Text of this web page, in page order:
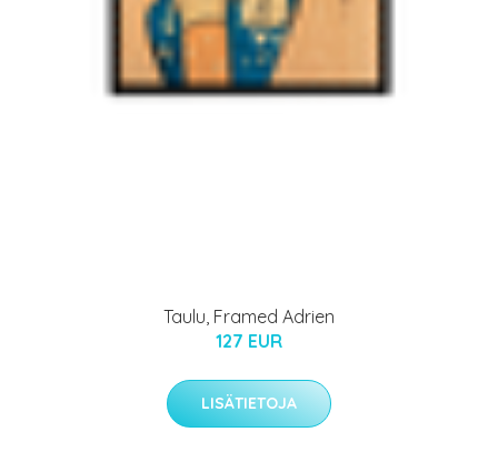
Taulu, Framed Adrien
127 EUR
LISÄTIETOJA